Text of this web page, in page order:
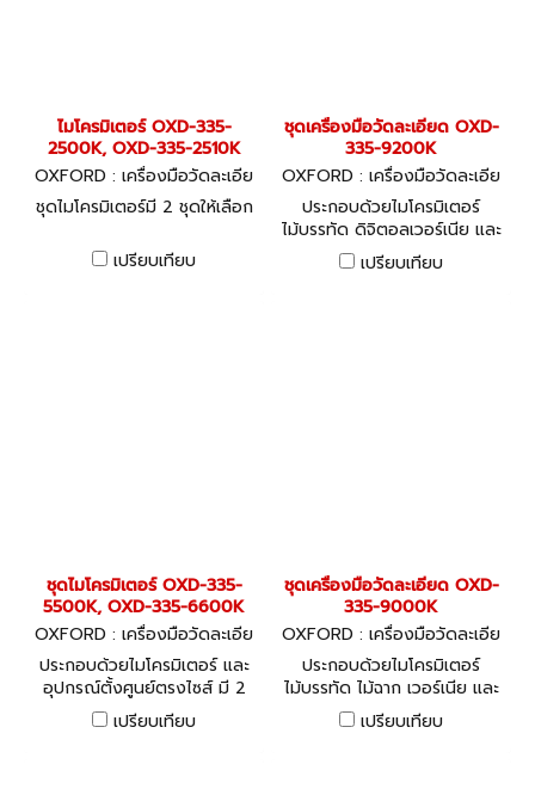
ไมโครมิเตอร์ OXD-335-
2500K, OXD-335-2510K
OXFORD : เครื่องมือวัดละเอีย
ด
ชุดไมโครมิเตอร์มี 2 ชุดให้เลือก
เปรียบเทียบ
ชุดเครื่องมือวัดละเอียด OXD-
335-9200K
OXFORD : เครื่องมือวัดละเอีย
ด
ประกอบด้วยไมโครมิเตอร์
ไม้บรรทัด ดิจิตอลเวอร์เนีย และ
อุปกรณ์เสริมพร้อมใช้
เปรียบเทียบ
ชุดไมโครมิเตอร์ OXD-335-
5500K, OXD-335-6600K
OXFORD : เครื่องมือวัดละเอีย
ด
ประกอบด้วยไมโครมิเตอร์ และ
อุปกรณ์ตั้งศูนย์ตรงไซส์ มี 2
ชุดให้เลือก
เปรียบเทียบ
ชุดเครื่องมือวัดละเอียด OXD-
335-9000K
OXFORD : เครื่องมือวัดละเอีย
ด
ประกอบด้วยไมโครมิเตอร์
ไม้บรรทัด ไม้ฉาก เวอร์เนีย และ
อุปกรณ์เสริมพร้อมใช้
เปรียบเทียบ